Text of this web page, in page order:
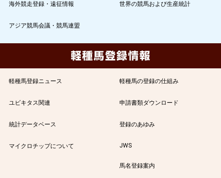
海外競走登録・遠征情報 世界の競馬および生産統計
アジア競馬会議・競馬連盟
軽種馬登録ニュース 軽種馬の登録の仕組み
ユビキタス関連 申請書類ダウンロード
統計データベース 登録のあゆみ
マイクロチップについて JWS
馬名登録案内